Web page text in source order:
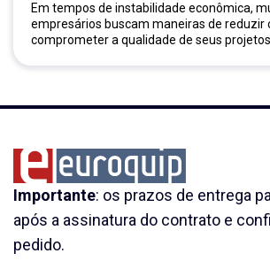
Em tempos de instabilidade econômica,
empresários buscam maneiras de reduzir
comprometer a qualidade de seus projetos.
Importante: os prazos de entrega
após a assinatura do contrato e
pedido.